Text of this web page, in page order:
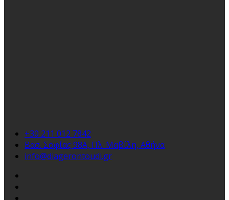
+30 211 012 7842
Βασ. Σοφίας 98Α, Πλ. Μαβίλη, Αθήνα
info@diagerontoudi.gr